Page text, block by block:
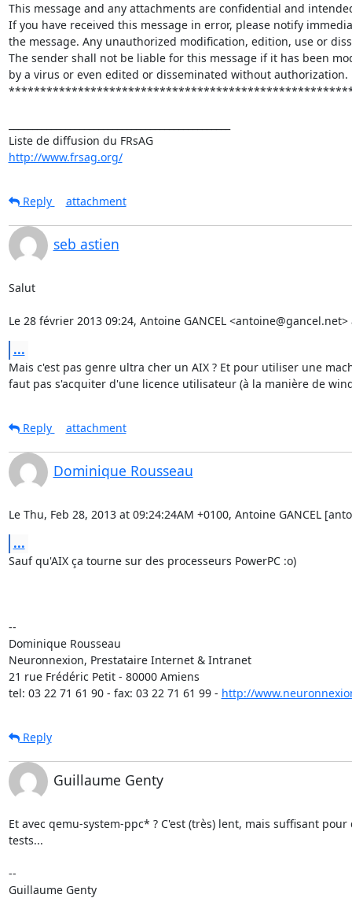
This message and any attachments are confidential and
If you have received this message in error, please notify
the message. Any unauthorized modification, edition, use or
The sender shall not be liable for this message if it has been
by a virus or even edited or disseminated without authorization.
http://www.frsag.org/
Reply attachment
seb astien
Salut
Le 28 février 2013 09:24, Antoine GANCEL
...
Mais c'est pas genre ultra cher un AIX ? Et pour utiliser une
faut pas s'acquiter d'une licence utilisateur (à la manière de
Reply attachment
Dominique Rousseau
Le Thu, Feb 28, 2013 at 09:24:24AM +0100, Antoine GANCEL
...
Sauf qu'AIX ça tourne sur des processeurs PowerPC :o)
--
Dominique Rousseau
Neuronnexion, Prestataire Internet & Intranet
21 rue Frédéric Petit - 80000 Amiens
tel: 03 22 71 61 90 - fax: 03 22 71 61 99 - http://
Reply
Guillaume Genty
Et avec qemu-system-ppc* ? C'est (très) lent, mais suffisant
tests...
--
Guillaume Genty